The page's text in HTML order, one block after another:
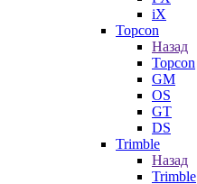
iX
Topcon
Назад
Topcon
GM
OS
GT
DS
Trimble
Назад
Trimble